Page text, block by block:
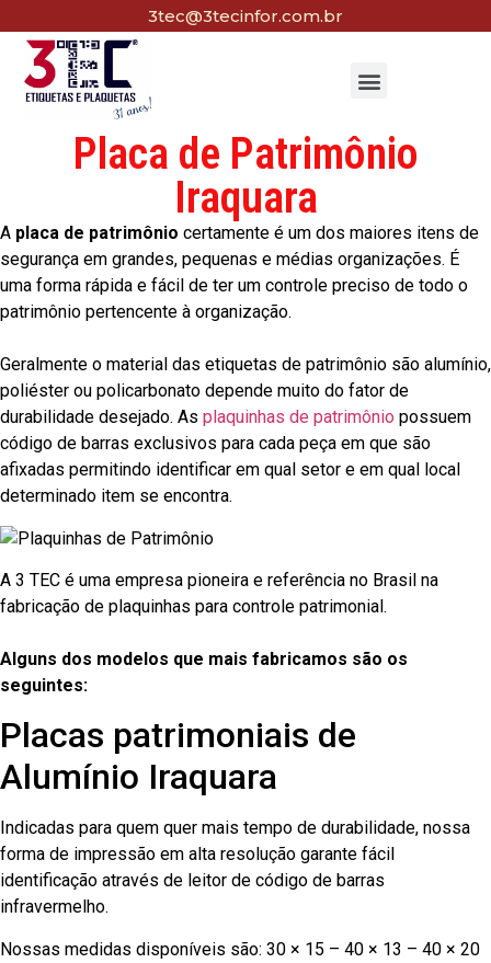
3tec@3tecinfor.com.br
Placa de Patrimônio
Iraquara
A placa de patrimônio certamente é um dos maiores itens de
segurança em grandes, pequenas e médias organizações. É
uma forma rápida e fácil de ter um controle preciso de todo o
patrimônio pertencente à organização.
Geralmente o material das etiquetas de patrimônio são alumínio,
poliéster ou policarbonato depende muito do fator de
durabilidade desejado. As plaquinhas de patrimônio possuem
código de barras exclusivos para cada peça em que são
afixadas permitindo identificar em qual setor e em qual local
determinado item se encontra.
A 3 TEC é uma empresa pioneira e referência no Brasil na
fabricação de plaquinhas para controle patrimonial.
Alguns dos modelos que mais fabricamos são os
seguintes:
Placas patrimoniais de
Alumínio Iraquara
Indicadas para quem quer mais tempo de durabilidade, nossa
forma de impressão em alta resolução garante fácil
identificação através de leitor de código de barras
infravermelho.
Nossas medidas disponíveis são: 30 × 15 – 40 × 13 – 40 × 20